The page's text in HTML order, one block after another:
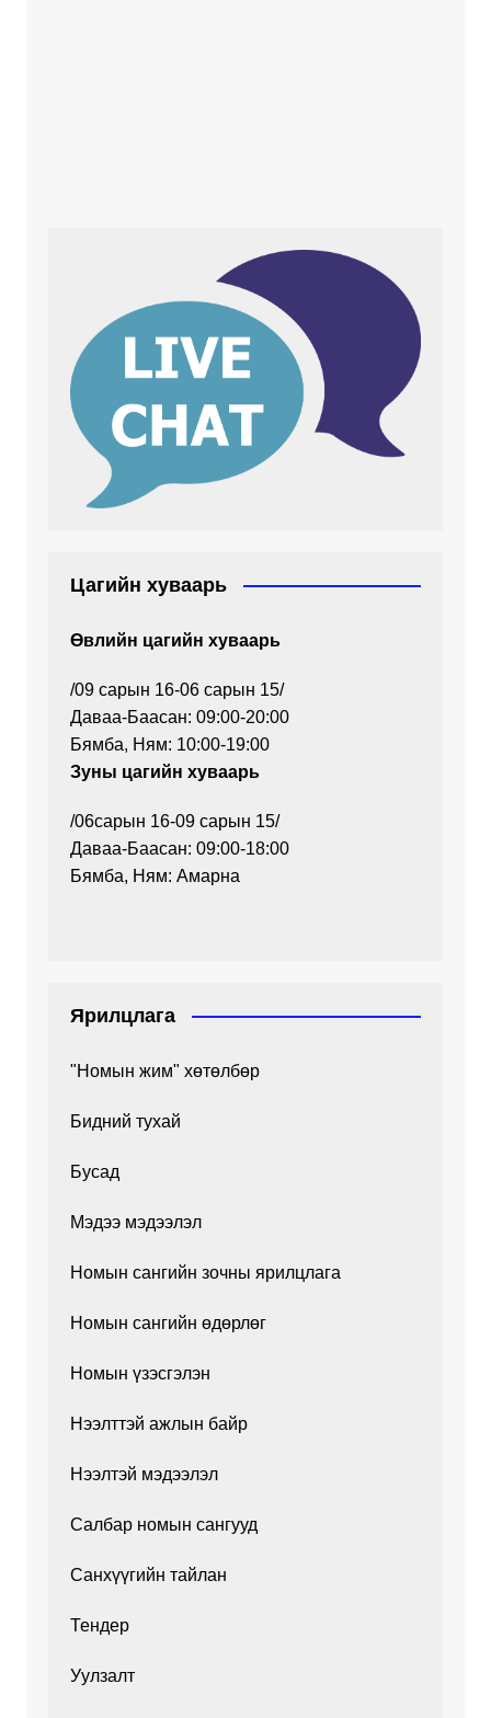
Цагийн хуваарь
Өвлийн цагийн хуваарь
/09 сарын 16-06 сарын 15/
Даваа-Баасан: 09:00-20:00
Бямба, Ням: 10:00-19:00
Зуны цагийн хуваарь
/06сарын 16-09 сарын 15/
Даваа-Баасан: 09:00-18:00
Бямба, Ням: Амарна
Ярилцлага
"Номын жим" хөтөлбөр
Бидний тухай
Бусад
Мэдээ мэдээлэл
Номын сангийн зочны ярилцлага
Номын сангийн өдөрлөг
Номын үзэсгэлэн
Нээлттэй ажлын байр
Нээлтэй мэдээлэл
Салбар номын сангууд
Санхүүгийн тайлан
Тендер
Уулзалт